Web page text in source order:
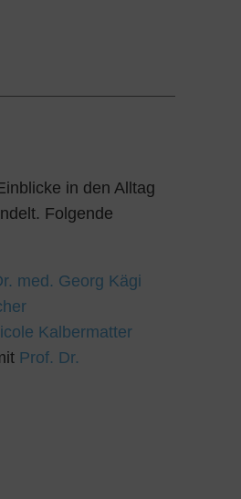
in den Alltag
Folgende
med. Georg Kägi
Kalbermatter
Prof. Dr.